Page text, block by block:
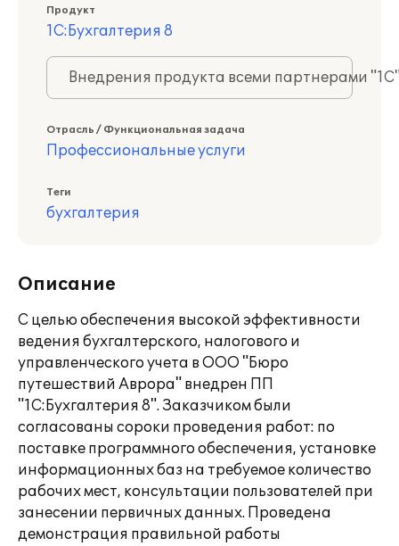
Продукт
1С:Бухгалтерия 8
Внедрения продукта всеми партнерами
Отрасль / Функциональная задача
Профессиональные услуги
Теги
бухгалтерия
Описание
С целью обеспечения высокой эффективности
ведения бухгалтерского, налогового и
управленческого учета в ООО "Бюро
путешествий Аврора" внедрен ПП
"1С:Бухгалтерия 8". Заказчиком были
согласованы сороки проведения работ: по
поставке программного обеспечения, установке
информационных баз на требуемое количество
рабочих мест, консультации пользователей при
занесении первичных данных. Проведена
демонстрация правильной работы